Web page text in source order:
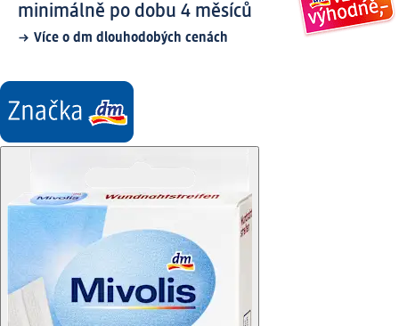
minimálně po dobu 4 měsíců
Více o dm dlouhodobých cenách